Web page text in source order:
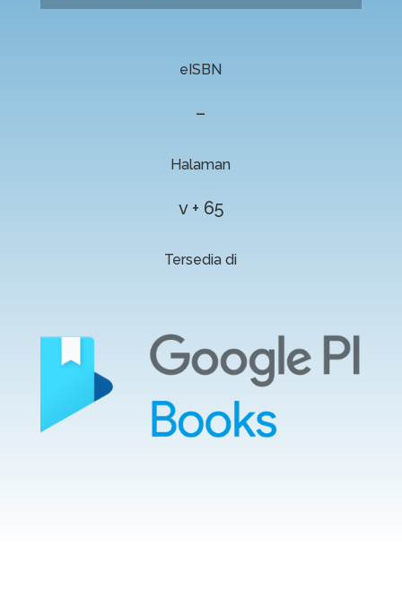
eISBN
–
Halaman
v + 65
Tersedia di